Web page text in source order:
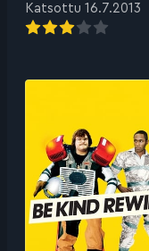
Katsottu 16.7.2013